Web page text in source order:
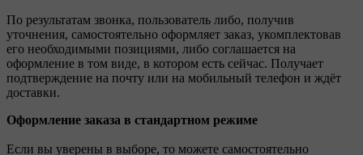
По результатам звонка, пользователь либо, получив
уточнения, самостоятельно оформляет заказ, укомплектовав
его необходимыми позициями, либо соглашается на
оформление в том виде, в котором есть сейчас. Получает
подтверждение на почту или на мобильный телефон и ждёт
доставки.
Оформление заказа в стандартном режиме
Если вы уверены в выборе, то можете самостоятельно